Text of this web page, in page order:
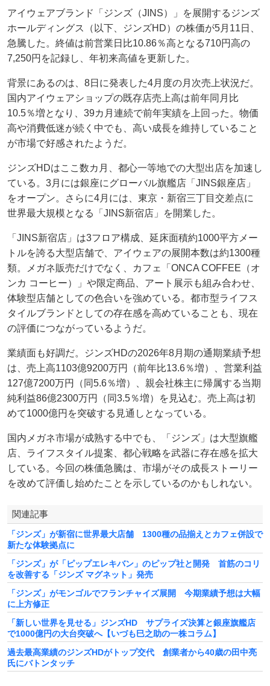
アイウェアブランド「ジンズ（JINS）」を展開するジンズ
ホールディングス（以下、ジンズHD）の株価が5月11日、
急騰した。終値は前営業日比10.86％高となる710円高の
7,250円を記録し、年初来高値を更新した。
背景にあるのは、8日に発表した4月度の月次売上状況だ。
国内アイウェアショップの既存店売上高は前年同月比
10.5％増となり、39カ月連続で前年実績を上回った。物価
高や消費低迷が続く中でも、高い成長を維持していること
が市場で好感されたようだ。
ジンズHDはここ数カ月、都心一等地での大型出店を加速し
ている。3月には銀座にグローバル旗艦店「JINS銀座店」
をオープン。さらに4月には、東京・新宿三丁目交差点に
世界最大規模となる「JINS新宿店」を開業した。
「JINS新宿店」は3フロア構成、延床面積約1000平方メー
トルを誇る大型店舗で、アイウェアの展開本数は約1300種
類。メガネ販売だけでなく、カフェ「ONCA COFFEE（オ
ンカ コーヒー）」や限定商品、アート展示も組み合わせ、
体験型店舗としての色合いを強めている。都市型ライフス
タイルブランドとしての存在感を高めていることも、現在
の評価につながっているようだ。
業績面も好調だ。ジンズHDの2026年8月期の通期業績予想
は、売上高1103億9200万円（前年比13.6％増）、営業利益
127億7200万円（同5.6％増）、親会社株主に帰属する当期
純利益86億2300万円（同3.5％増）を見込む。売上高は初
めて1000億円を突破する見通しとなっている。
国内メガネ市場が成熟する中でも、「ジンズ」は大型旗艦
店、ライフスタイル提案、都心戦略を武器に存在感を拡大
している。今回の株価急騰は、市場がその成長ストーリー
を改めて評価し始めたことを示しているのかもしれない。
関連記事
「ジンズ」が新宿に世界最大店舗 1300種の品揃えとカフェ併設で
新たな体験拠点に
「ジンズ」が「ピップエレキバン」のピップ社と開発 首筋のコリ
を改善する「ジンズ マグネット」発売
「ジンズ」がモンゴルでフランチャイズ展開 今期業績予想は大幅
に上方修正
「新しい世界を見せる」ジンズHD サプライズ決算と銀座旗艦店
で1000億円の大台突破へ【いづも巳之助の一株コラム】
過去最高業績のジンズHDがトップ交代 創業者から40歳の田中亮
氏にバトンタッチ